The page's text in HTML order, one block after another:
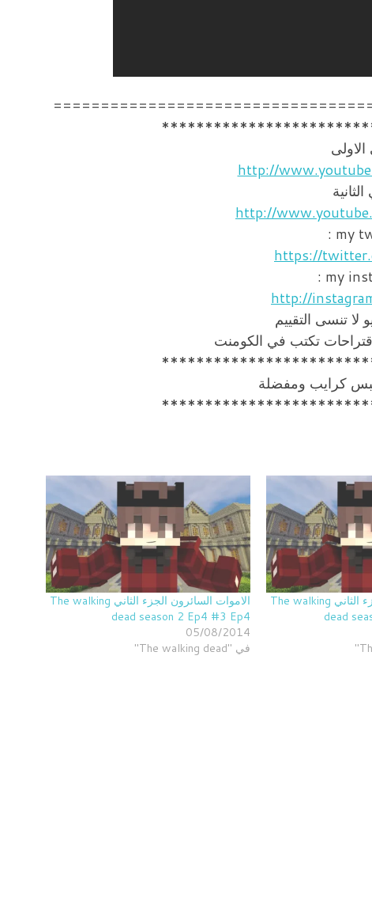
الاولى
http://
http://
my
https://
my
http://
لا تنسى التقييم
تكتب في الكومنت
كرايب ومفضلة
الاموات السائرون الجزء الثاني The walking
dead
الاموات السائرون الجزء الثاني The walking
dead season 2 Ep4 #3 Ep4
05/08/2014
في "The walking dead"